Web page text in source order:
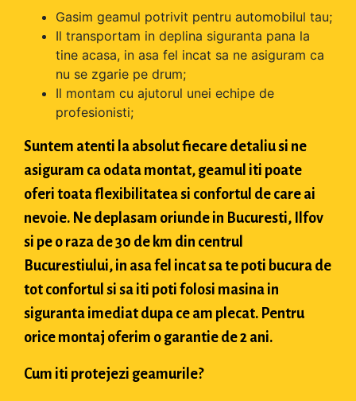
Gasim geamul potrivit pentru automobilul tau;
Il transportam in deplina siguranta pana la
tine acasa, in asa fel incat sa ne asiguram ca
nu se zgarie pe drum;
Il montam cu ajutorul unei echipe de
profesionisti;
Suntem atenti la absolut fiecare detaliu si ne
asiguram ca odata montat, geamul iti poate
oferi toata flexibilitatea si confortul de care ai
nevoie. Ne deplasam oriunde in Bucuresti, Ilfov
si pe o raza de 30 de km din centrul
Bucurestiului, in asa fel incat sa te poti bucura de
tot confortul si sa iti poti folosi masina in
siguranta imediat dupa ce am plecat. Pentru
orice montaj oferim o garantie de 2 ani.
Cum iti protejezi geamurile?